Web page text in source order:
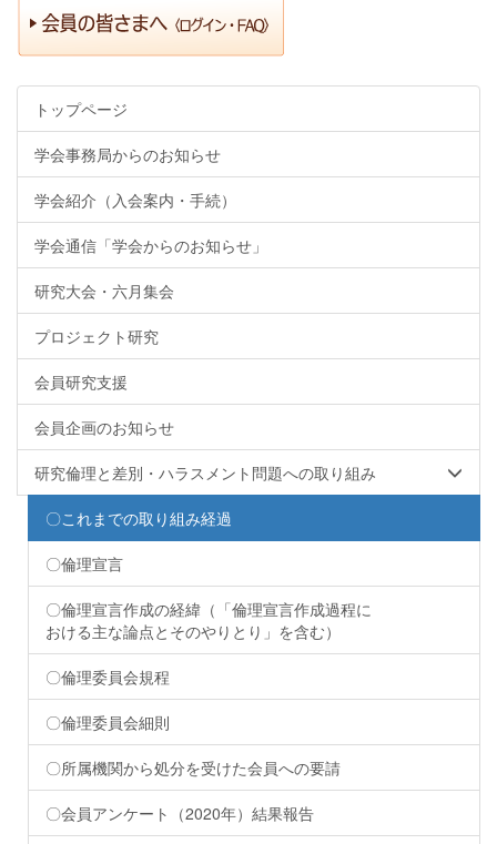
トップページ
学会事務局からのお知らせ
学会紹介（入会案内・手続）
学会通信「学会からのお知らせ」
研究大会・六月集会
プロジェクト研究
会員研究支援
会員企画のお知らせ
研究倫理と差別・ハラスメント問題への取り組み
〇これまでの取り組み経過
〇倫理宣言
〇倫理宣言作成の経緯（「倫理宣言作成過程に
おける主な論点とそのやりとり」を含む）
〇倫理委員会規程
〇倫理委員会細則
〇所属機関から処分を受けた会員への要請
〇会員アンケート（2020年）結果報告